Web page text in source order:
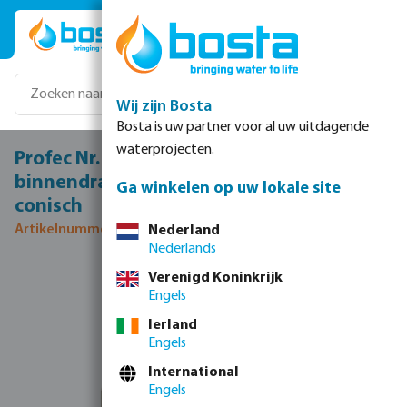
Ga naar de hoofdinhoud
Profec Nr. 341 Koppeling RVS 316 2 1/2"
binnendraad x buitendraad 16bar type
conisch
Artikelnummer 0080361
Afbeeldingengalerij overslaan
Wij zijn Bosta
Bosta is uw partner voor al uw uitdagende
waterprojecten.
Ga winkelen op uw lokale site
Nederland
Nederlands
Verenigd Koninkrijk
Engels
Ierland
Engels
International
Engels